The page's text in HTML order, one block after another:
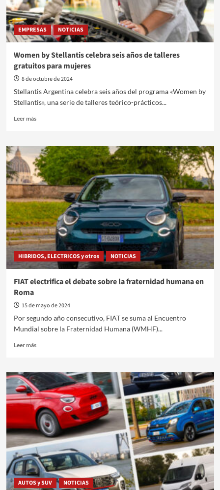
EMPRESAS NOTICIAS
Women by Stellantis celebra seis años de talleres
gratuitos para mujeres
8 de octubre de 2024
Stellantis Argentina celebra seis años del programa «Women by
Stellantis», una serie de talleres teórico-prácticos...
Leer másLeer
Women
by
Stellantis
celebra
seis
años
de
talleres
gratuitos
para
mujeres
HIBRIDOS, ELECTRICOS y otros NOTICIAS
FIAT electrifica el debate sobre la fraternidad humana en
Roma
15 de mayo de 2024
Por segundo año consecutivo, FIAT se suma al Encuentro
Mundial sobre la Fraternidad Humana (WMHF)...
Leer másLeer
FIAT
electrifica
el
debate
sobre
la
fraternidad
humana
en
Roma
AUTOS y SUV NOTICIAS